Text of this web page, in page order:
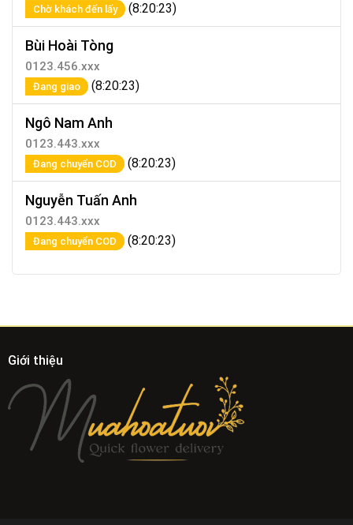
Chờ khách đến lấy (8:20:23)
Bùi Hoài Tòng
0123.456.xxx
Đang giao (8:20:23)
Ngô Nam Anh
0123.443.xxx
Đang chuyển COD (8:20:23)
Nguyễn Tuấn Anh
0123.443.xxx
Đang chuyển COD (8:20:23)
Giới thiệu